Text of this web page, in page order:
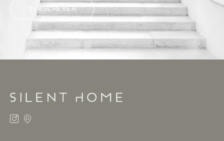
SUBSCREVER